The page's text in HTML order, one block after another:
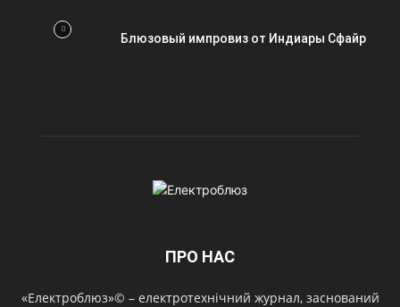
Блюзовый импровиз от Индиары Сфайр
ПРО НАС
«Електроблюз»© – електротехнічний журнал, заснований